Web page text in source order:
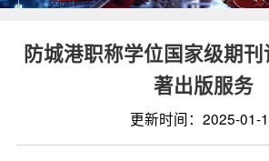
防城港职称学位国家级期
著出版服务
更新时间：2025-01-